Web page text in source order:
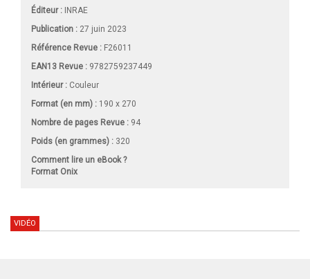
Éditeur : INRAE
Publication : 27 juin 2023
Référence Revue : F26011
EAN13 Revue : 9782759237449
Intérieur : Couleur
Format (en mm) : 190 x 270
Nombre de pages Revue : 94
Poids (en grammes) : 320
Comment lire un eBook ?
Format Onix
VIDÉO